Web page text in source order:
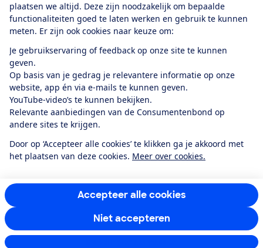
plaatsen we altijd. Deze zijn noodzakelijk om bepaalde
functionaliteiten goed te laten werken en gebruik te kunnen
meten. Er zijn ook cookies naar keuze om:
Je gebruikservaring of feedback op onze site te kunnen
geven.
Op basis van je gedrag je relevantere informatie op onze
website, app én via e-mails te kunnen geven.
YouTube-video’s te kunnen bekijken.
Relevante aanbiedingen van de Consumentenbond op
andere sites te krijgen.
Door op ‘Accepteer alle cookies’ te klikken ga je akkoord met
het plaatsen van deze cookies. Meer over cookies.
Accepteer alle cookies
Niet accepteren
Blijf op de hoogte
Ontvang nieuws, acties en tips in je mailbox. In onze
privacyverklaring lees je hoe we omgaan met je
persoonsgegevens en e-mails voor je personaliseren.
E-mailadres
Ik meld me aan
Service & Contact